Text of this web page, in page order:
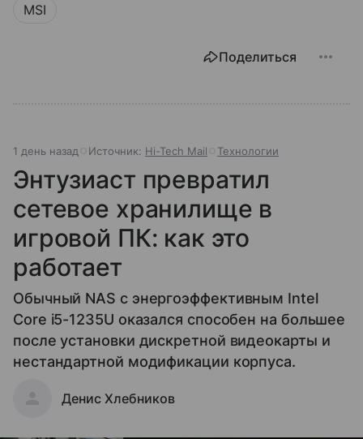
MSI
Поделиться
1 день назад Источник: Hi-Tech Mail Технологии
Энтузиаст превратил
сетевое хранилище в
игровой ПК: как это
работает
Обычный NAS с энергоэффективным Intel
Core i5-1235U оказался способен на большее
после установки дискретной видеокарты и
нестандартной модификации корпуса.
Денис Хлебников